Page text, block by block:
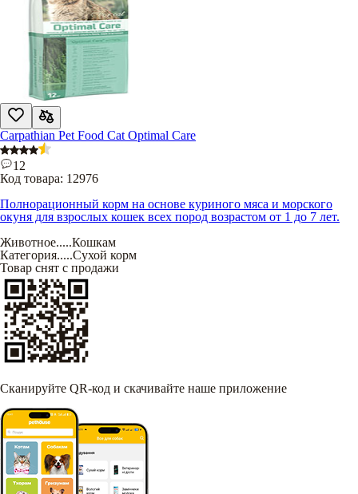
Carpathian Pet Food Cat Optimal Care
12
Код товара: 12976
Полнорационный корм на основе куриного мяса и морского
окуня для взрослых кошек всех пород возрастом от 1 до 7 лет.
Животное.....Кошкам
Категория.....Сухой корм
Товар снят с продажи
Сканируйте QR-код и скачивайте наше приложение